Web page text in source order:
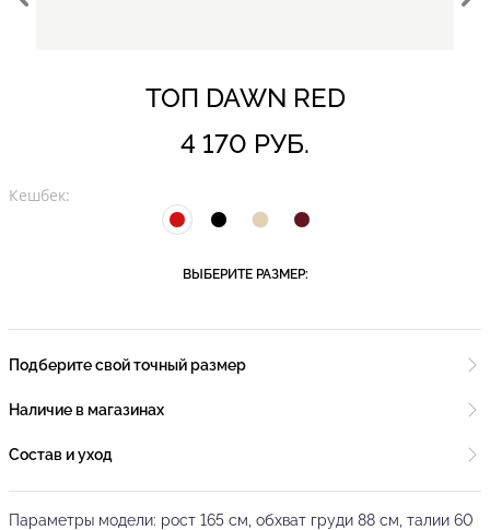
ТОП DAWN RED
4 170 РУБ.
Кешбек:
ВЫБЕРИТЕ РАЗМЕР:
Подберите свой точный размер
Наличие в магазинах
Состав и уход
Параметры модели: рост 165 см, обхват груди 88 см, талии 60